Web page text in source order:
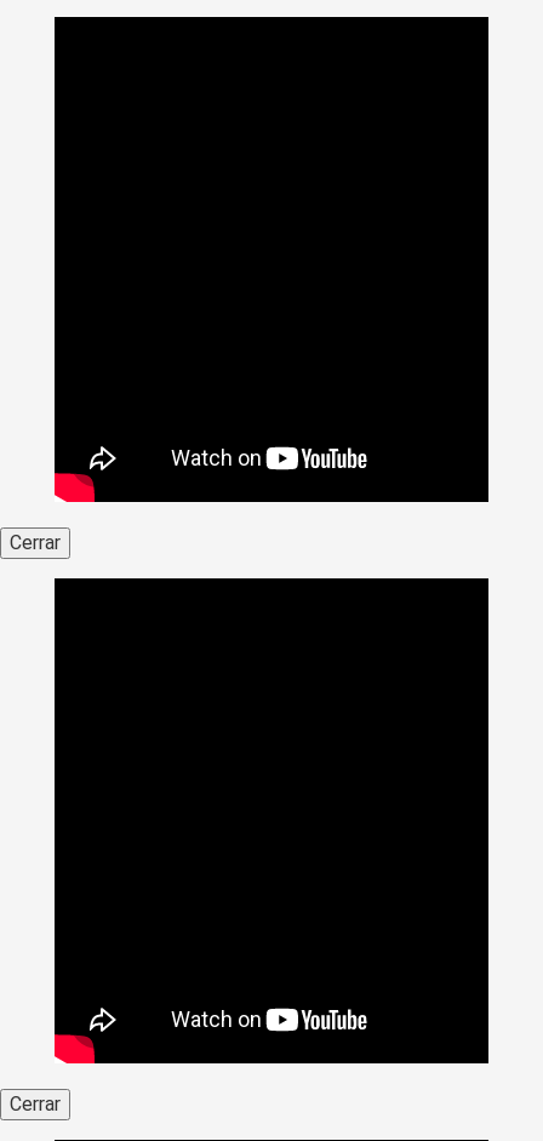
Cerrar
Cerrar